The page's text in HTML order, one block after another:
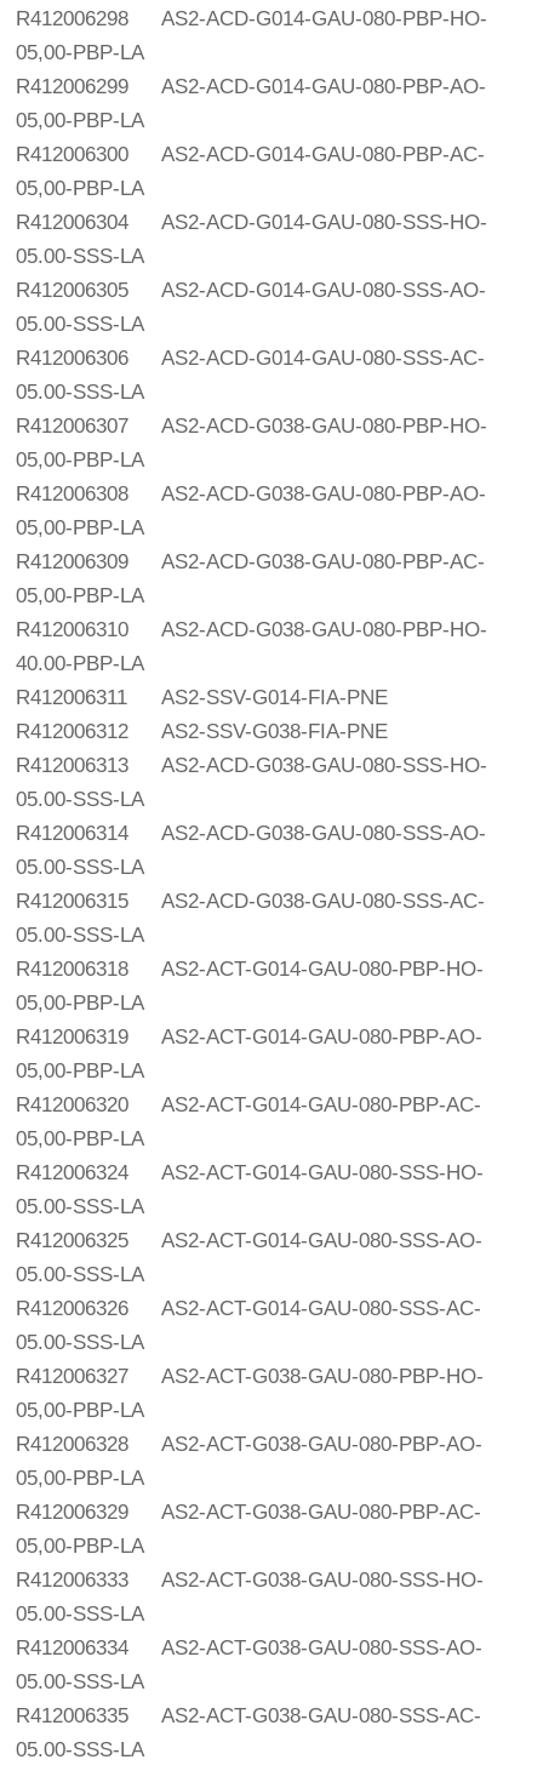
R412006298
AS2-ACD-G014-GAU-080-PBP-HO-
05,00-PBP-LA
R412006299
AS2-ACD-G014-GAU-080-PBP-AO-
05,00-PBP-LA
R412006300
AS2-ACD-G014-GAU-080-PBP-AC-
05,00-PBP-LA
R412006304
AS2-ACD-G014-GAU-080-SSS-HO-
05.00-SSS-LA
R412006305
AS2-ACD-G014-GAU-080-SSS-AO-
05.00-SSS-LA
R412006306
AS2-ACD-G014-GAU-080-SSS-AC-
05.00-SSS-LA
R412006307
AS2-ACD-G038-GAU-080-PBP-HO-
05,00-PBP-LA
R412006308
AS2-ACD-G038-GAU-080-PBP-AO-
05,00-PBP-LA
R412006309
AS2-ACD-G038-GAU-080-PBP-AC-
05,00-PBP-LA
R412006310
AS2-ACD-G038-GAU-080-PBP-HO-
40.00-PBP-LA
R412006311
AS2-SSV-G014-FIA-PNE
R412006312
AS2-SSV-G038-FIA-PNE
R412006313
AS2-ACD-G038-GAU-080-SSS-HO-
05.00-SSS-LA
R412006314
AS2-ACD-G038-GAU-080-SSS-AO-
05.00-SSS-LA
R412006315
AS2-ACD-G038-GAU-080-SSS-AC-
05.00-SSS-LA
R412006318
AS2-ACT-G014-GAU-080-PBP-HO-
05,00-PBP-LA
R412006319
AS2-ACT-G014-GAU-080-PBP-AO-
05,00-PBP-LA
R412006320
AS2-ACT-G014-GAU-080-PBP-AC-
05,00-PBP-LA
R412006324
AS2-ACT-G014-GAU-080-SSS-HO-
05.00-SSS-LA
R412006325
AS2-ACT-G014-GAU-080-SSS-AO-
05.00-SSS-LA
R412006326
AS2-ACT-G014-GAU-080-SSS-AC-
05.00-SSS-LA
R412006327
AS2-ACT-G038-GAU-080-PBP-HO-
05,00-PBP-LA
R412006328
AS2-ACT-G038-GAU-080-PBP-AO-
05,00-PBP-LA
R412006329
AS2-ACT-G038-GAU-080-PBP-AC-
05,00-PBP-LA
R412006333
AS2-ACT-G038-GAU-080-SSS-HO-
05.00-SSS-LA
R412006334
AS2-ACT-G038-GAU-080-SSS-AO-
05.00-SSS-LA
R412006335
AS2-ACT-G038-GAU-080-SSS-AC-
05.00-SSS-LA